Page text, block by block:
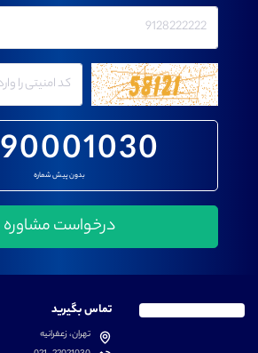
90001030
بدون پیش شماره
تماس بگیرید
تهران، زعفرانیه